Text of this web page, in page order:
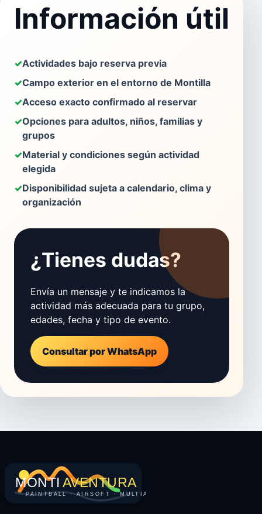
Información útil
Actividades bajo reserva previa
Campo exterior en el entorno de Montilla
Acceso exacto confirmado al reservar
Opciones para adultos, niños, familias y
grupos
Material y condiciones según actividad
elegida
Disponibilidad sujeta a calendario, clima y
organización
¿Tienes dudas?
Envía un mensaje y te indicamos la
actividad más adecuada para tu grupo,
edades, fecha y tipo de evento.
Consultar por WhatsApp